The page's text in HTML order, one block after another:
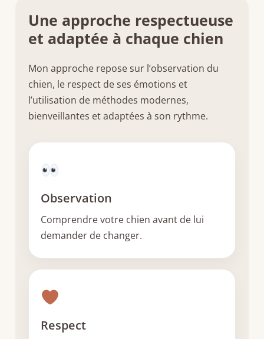
Une approche respectueuse
et adaptée à chaque chien
Mon approche repose sur l’observation du
chien, le respect de ses émotions et
l’utilisation de méthodes modernes,
bienveillantes et adaptées à son rythme.
Observation
Comprendre votre chien avant de lui
demander de changer.
Respect